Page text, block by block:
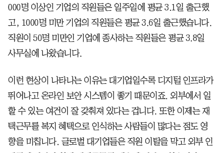
000명 이상인 기업의 직원들은 일주일에 평균 3.1일 출근했
고, 1000명 미만 기업의 직원들은 평균 3.6일 출근했습니다.
직원이 50명 미만인 기업에 종사하는 직원들은 평균 3.8일
사무실에 나왔습니다.
이런 현상이 나타나는 이유는 대기업일수록 디지털 인프라가
뛰어나고 온라인 보안 시스템이 좋기 때문이죠. 외부에서 일
할 수 있는 여건이 잘 갖춰져 있다는 겁니다. 또한 이제는 재
택근무를 복지 혜택으로 인식하는 사람들이 많다는 점도 영
향을 미칩니다. 글로벌 대기업들은 직원 이탈을 막고 외부 인